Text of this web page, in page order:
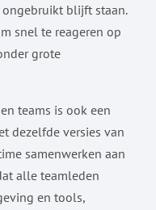
blijft staan.
snel te reageren op
grote
teams is ook een
dezelfde versies van
samenwerken aan
alle teamleden
en tools,